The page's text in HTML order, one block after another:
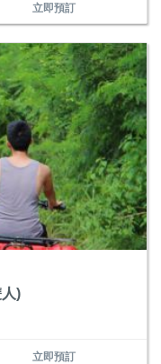
立即預訂
)
立即預訂